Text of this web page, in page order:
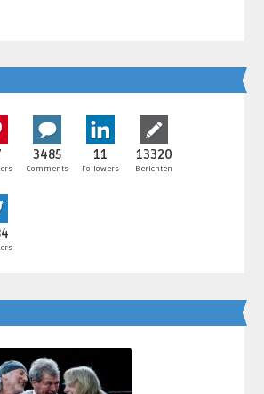
3485
Comments
11
Followers
13320
Berichten